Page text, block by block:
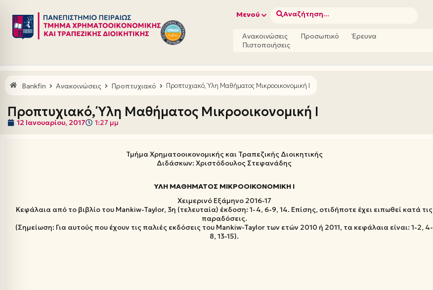
Μεταπηδήστε
στο
Μενού Αναζήτηση...
Ανακοινώσεις Προσωπικό
Έρευνα
Πιστοποιήσεις
Bankfin Ανακοινώσεις Προπτυχιακό Προπτυχιακό, Ύλη Μαθήματος Μικροοικονομική Ι
Προπτυχιακό, Ύλη Μαθήματος Μικροοικονομική Ι
12 Ιανουαρίου, 2017 1:27 μμ
Τμήμα Χρηματοοικονομικής και Τραπεζικής Διοικητικής
Διδάσκων: Χριστόδουλος Στεφανάδης
ΥΛΗ ΜΑΘΗΜΑΤΟΣ ΜΙΚΡΟΟΙΚΟΝΟΜΙΚΗ Ι
Χειμερινό Εξάμηνο 2016-17
Κεφάλαια από το βιβλίο του Mankiw-Taylor, 3η (τελευταία) έκδοση: 1-4, 6-9, 14. Επίσης, οτιδήποτε έχει ειπωθεί κατά τις
παραδόσεις.
(Σημείωση: Για αυτούς που έχουν τις παλιές εκδόσεις του Mankiw-Taylor των ετών 2010 ή 2011, τα κεφάλαια είναι: 1-2, 4-
8, 13-15).